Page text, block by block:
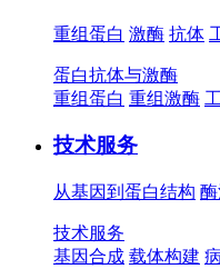
重组蛋白 激酶 抗体
蛋白抗体与激酶
重组蛋白 重组激酶
技术服务
从基因到蛋白结构
技术服务
基因合成 载体构建